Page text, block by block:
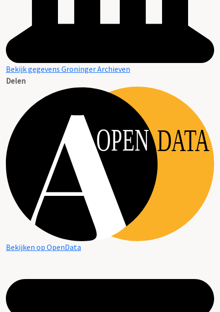
Bekijk gegevens Groninger Archieven
Delen
OPEN DATA
Bekijken op OpenData